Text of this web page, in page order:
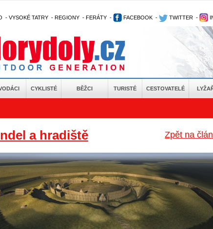
- VYSOKÉ TATRY - REGIONY - FERÁTY - FACEBOOK - TWITTER -
CYKLISTÉ BĚŽCI TURISTÉ CESTOVATELÉ
Zpět na
a hradiště